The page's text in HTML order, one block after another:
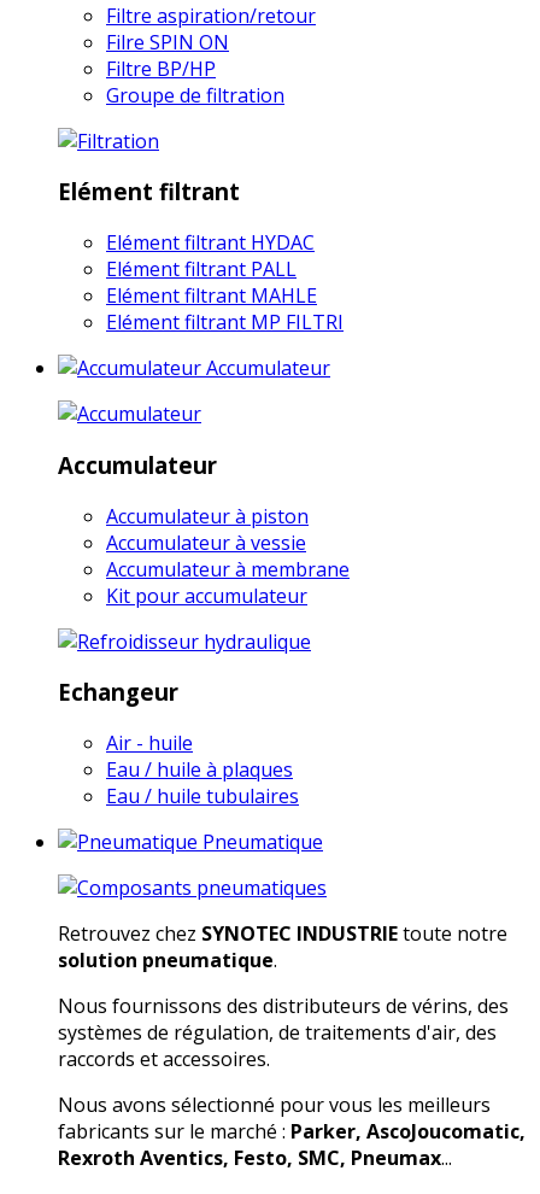
Filtre aspiration/retour
Filre SPIN ON
Filtre BP/HP
Groupe de filtration
Elément filtrant
Elément filtrant HYDAC
Elément filtrant PALL
Elément filtrant MAHLE
Elément filtrant MP FILTRI
Accumulateur
Accumulateur
Accumulateur à piston
Accumulateur à vessie
Accumulateur à membrane
Kit pour accumulateur
Echangeur
Air - huile
Eau / huile à plaques
Eau / huile tubulaires
Pneumatique
Retrouvez chez SYNOTEC INDUSTRIEtoute notre
solution pneumatique.
Nous fournissons des distributeurs de vérins, des
systèmes de régulation, de traitements d'air, des
raccords et accessoires.
Nous avons sélectionné pour vous les meilleurs
fabricants sur le marché : Parker, AscoJoucomatic,
Rexroth Aventics, Festo, SMC, Pneumax...